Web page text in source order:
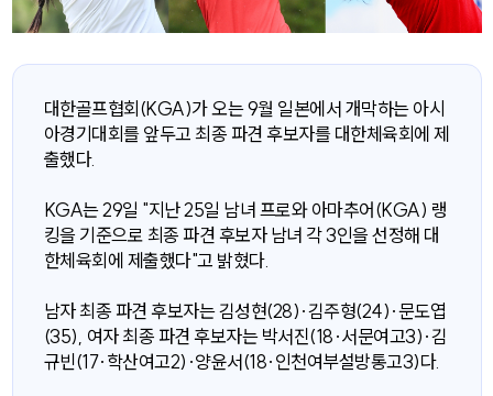
대한골프협회(KGA)가 오는 9월 일본에서 개막하는 아시
아경기대회를 앞두고 최종 파견 후보자를 대한체육회에 제
출했다.
KGA는 29일 "지난 25일 남녀 프로와 아마추어(KGA) 랭
킹을 기준으로 최종 파견 후보자 남녀 각 3인을 선정해 대
한체육회에 제출했다"고 밝혔다.
남자 최종 파견 후보자는 김성현(28)·김주형(24)·문도엽
(35), 여자 최종 파견 후보자는 박서진(18·서문여고3)·김
규빈(17·학산여고2)·양윤서(18·인천여부설방통고3)다.